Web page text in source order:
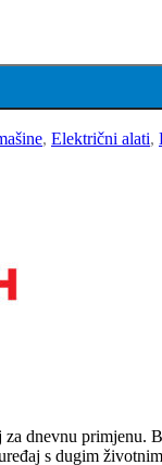
2-26 DRE 800W
, Električni alati,
za dnevnu primjenu.
s dugim